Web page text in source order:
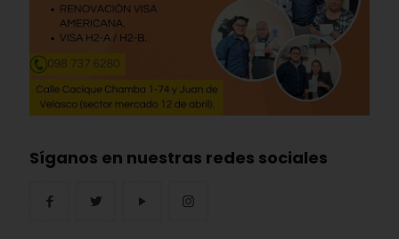
Síganos en nuestras redes sociales